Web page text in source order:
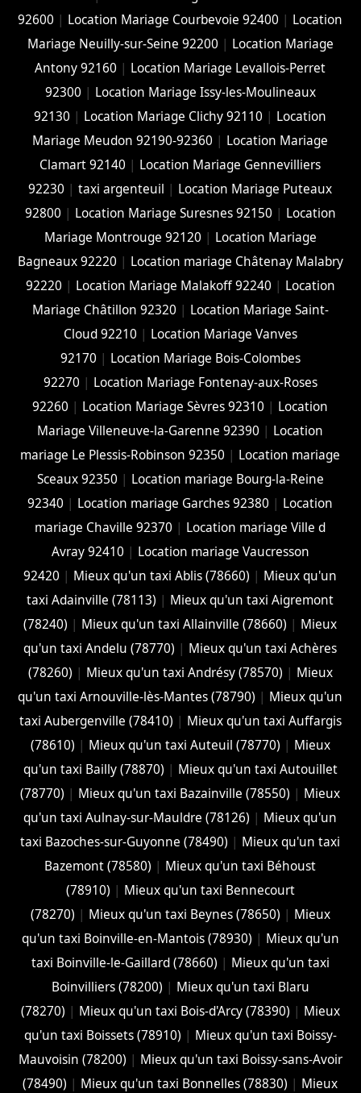
92600 | Location Mariage Courbevoie 92400 | Location
Mariage Neuilly-sur-Seine 92200 | Location Mariage
Antony 92160 | Location Mariage Levallois-Perret
92300 | Location Mariage Issy-les-Moulineaux
92130 | Location Mariage Clichy 92110 | Location
Mariage Meudon 92190-92360 | Location Mariage
Clamart 92140 | Location Mariage Gennevilliers
92230 |taxi argenteuil | Location Mariage Puteaux
92800 | Location Mariage Suresnes 92150 | Location
Mariage Montrouge 92120 | Location Mariage
Bagneaux 92220 | Location mariage Châtenay Malabry
92220 | Location Mariage Malakoff 92240 | Location
Mariage Châtillon 92320 | Location Mariage Saint-
Cloud 92210 | Location Mariage Vanves
92170 | Location Mariage Bois-Colombes
92270 | Location Mariage Fontenay-aux-Roses
92260 | Location Mariage Sèvres 92310 | Location
Mariage Villeneuve-la-Garenne 92390 | Location
mariage Le Plessis-Robinson 92350 | Location mariage
Sceaux 92350 | Location mariage Bourg-la-Reine
92340 | Location mariage Garches 92380 | Location
mariage Chaville 92370 | Location mariage Ville d
Avray 92410 | Location mariage Vaucresson
92420 | Mieux qu'un taxi Ablis (78660) | Mieux qu'un
taxi Adainville (78113) | Mieux qu'un taxi Aigremont
(78240) | Mieux qu'un taxi Allainville (78660) | Mieux
qu'un taxi Andelu (78770) | Mieux qu'un taxi Achères
(78260) | Mieux qu'un taxi Andrésy (78570) | Mieux
qu'un taxi Arnouville-lès-Mantes (78790) | Mieux qu'un
taxi Aubergenville (78410) | Mieux qu'un taxi Auffargis
(78610) | Mieux qu'un taxi Auteuil (78770) | Mieux
qu'un taxi Bailly (78870) | Mieux qu'un taxi Autouillet
(78770) | Mieux qu'un taxi Bazainville (78550) | Mieux
qu'un taxi Aulnay-sur-Mauldre (78126) | Mieux qu'un
taxi Bazoches-sur-Guyonne (78490) | Mieux qu'un taxi
Bazemont (78580) | Mieux qu'un taxi Béhoust
(78910) | Mieux qu'un taxi Bennecourt
(78270) | Mieux qu'un taxi Beynes (78650) | Mieux
qu'un taxi Boinville-en-Mantois (78930) | Mieux qu'un
taxi Boinville-le-Gaillard (78660) | Mieux qu'un taxi
Boinvilliers (78200) | Mieux qu'un taxi Blaru
(78270) | Mieux qu'un taxi Bois-d'Arcy (78390) | Mieux
qu'un taxi Boissets (78910) | Mieux qu'un taxi Boissy-
Mauvoisin (78200) | Mieux qu'un taxi Boissy-sans-Avoir
(78490) | Mieux qu'un taxi Bonnelles (78830) | Mieux